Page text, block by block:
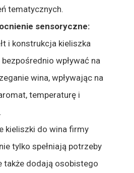
tematycznych.
sensoryczne:
i konstrukcja kieliszka
wpływać na
wina, wpływając na
temperaturę i
kieliszki do wina firmy
tylko spełniają potrzeby
także dodają osobistego